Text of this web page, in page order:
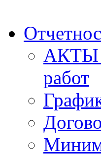
АКТЫ
работ